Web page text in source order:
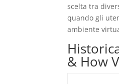
scelta tra
quando gli
ambiente
& How